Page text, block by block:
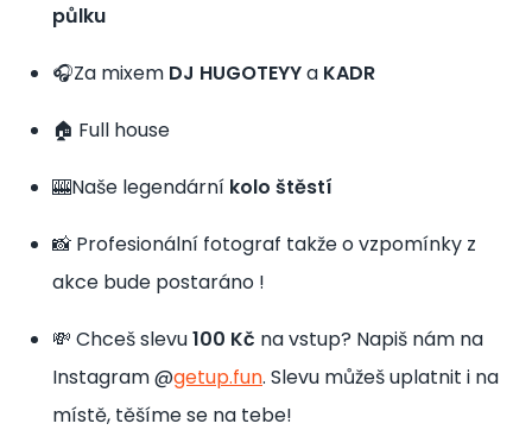
půlku
🎧Za mixem DJ HUGOTEYYa KADR
🏠 Full house
🎰Naše legendární kolo štěstí
📸 Profesionální fotograf takže o vzpomínky z
akce bude postaráno !
💸 Chceš slevu100 Kč na vstup? Napiš nám na
Instagram @getup.fun. Slevu můžeš uplatnit i na
místě, těšíme se na tebe!